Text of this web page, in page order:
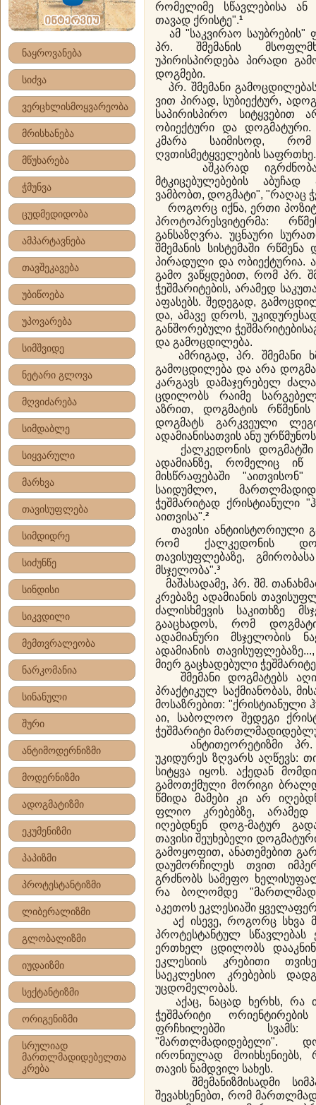
ნაყროვანება
სიძვა
ვერცხლისმოყვარეობა
მრისხანება
მწუხარება
ჭმუნვა
ცუდმედიდობა
ამპარტავნება
თავშეკავება
უბიწოება
უპოვარება
სიმშვიდე
ნეტარი გლოვა
მღვიძარება
სიმდაბლე
სიყვარული
მარხვა
თავისუფლება
სიმდიდრე
სიძუნწე
სინდისი
სიკვდილი
მემთვრალეობა
ნარკომანია
სინანული
შური
ანტიმოდერნიზმი
მოდერნიზმი
ადოგმატიზმი
ეკუმენიზმი
პაპიზმი
პროტესტანტიზმი
ლიბერალიზმი
გლობალიზმი
იუდაიზმი
სექტანტიზმი
ორიგენიზმი
სრულიად
მართლმადიდებელთა
კრება
რომელიმე სწავლებისა ან
თავად ქრისტე".¹
ამ "საკვირაო
პრ. შმემანის
უპირისპირდება პირადი
დოგმები.
პრ. შმემანი
ვით პირად, სუბიექტურ,
საპირისპირო სიტყვებით
ობიექტური და
კმარა საიმისოდ,
ღვთისმეტყველების საფრთხე.
აშკარად იგრძნობა
მტკიცებულებების
ვამბობთ, დოგმატი", "რაღაც
როგორც იქნა, ერთი
პროტოპრესვიტერმა:
განსაზღვრა. უცნაური
შმემანის სისტემაში
პირადული და ობიექტურია.
გამო ვაწყდებით, რომ პრ.
ჭეშმარიტების, არამედ
აფასებს. შედეგად,
და, ამავე დროს,
განშორებული
და გამოცდილება.
ამრიგად, პრ. შმემანი
გამოცდილება და არა
კარგავს დამაჯერებელ
ცდილობს რაიმე
აზრით, დოგმატის რწმენის
დოგმატს გარკვეული
ადამიანისათვის ანუ
ქალკედონის დოგმატში
ადამიანზე, რომელიც იწ
მისწრაფებაში
საიდუმლო,
ჭეშმარიტად ქრისტიანული
აითვისა".²
თავისი ანტიისტორიული
რომ ქალკედონის
თავისუფლებაზე,
მსჯელობა".³
მაშასადამე, პრ. შმ.
კრებაზე ადამიანის
ძალისხმევის საკითხზე
გააცხადოს, რომ
ადამიანური მსჯელობის
ადამიანის
მიერ გაცხადებული
შმემანი დოგმატებს
პრაქტიკულ საქმიანობას,
მოსაზრებით: "ქრისტიანული
აი, საბოლოო შედეგი
ჭეშმარიტი
ანტითეორეტიზმი
უკიდურეს ზღვარს აღწევს:
სიტყვა იყოს. აქედან
გამოთქმული მორიგი
წმიდა მამები კი არ
ფლიო კრებებზე, არამედ
იღებდნენ დოგ-მატურ
თავისი შეუხებელი
გამოყოფით, ანათემებით
დაუმორჩილეს თვით
გრძნობს სამეფო
რა ბოლომდე
აკეთოს ეკლესიაში
აქ ისევე, როგორც სხვა
პროტესტანტულ სწავლებას
ერთხელ ცდილობს
ეკლესიის კრებითი
საეკლესიო კრებების
უცდომელობას.
აქაც, ნაცად ხერხს, რა
ჭეშმარიტი
ფრჩხილებში
"მართლმადიდებელი".
ირონიულად მოიხსენიებს,
თავის ნამდვილ სახეს.
შმემანიზმისადმი
შევახსენებთ, რომ